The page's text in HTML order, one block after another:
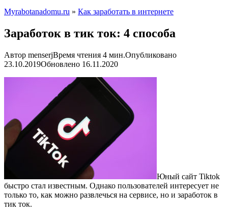
Myrabotanadomu.ru » Как заработать в интернете
Заработок в тик ток: 4 способа
Автор menserjВремя чтения 4 мин.Опубликовано
23.10.2019Обновлено 16.11.2020
Юный сайт Tiktok
быстро стал известным. Однако пользователей интересует не
только то, как можно развлечься на сервисе, но и заработок в
тик ток.